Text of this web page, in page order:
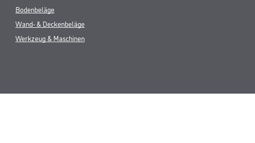
Bodenbeläge
Wand- & Deckenbeläge
Werkzeug & Maschinen